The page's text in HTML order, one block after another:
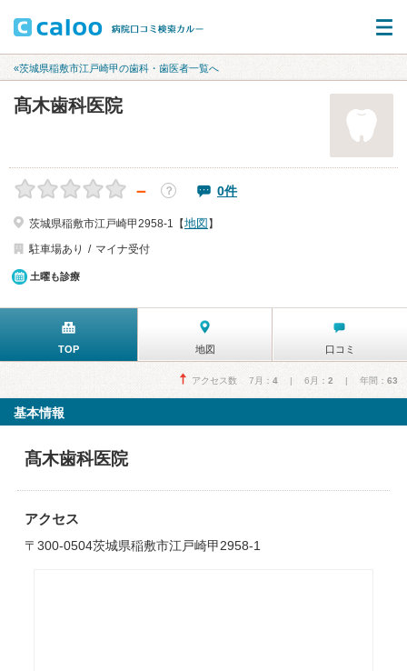
«茨城県稲敷市江戸崎甲の歯科・歯医者一覧へ
髙木歯科医院
－ ？ 0件
茨城県稲敷市江戸崎甲2958-1【地図 】
駐車場あり
マイナ受付
土曜も診療
TOP 地図 口コミ
アクセス数 7月： 4 | 6月： 2 | 年間： 63
基本情報
髙木歯科医院
アクセス
〒300-0504茨城県稲敷市江戸崎甲2958-1